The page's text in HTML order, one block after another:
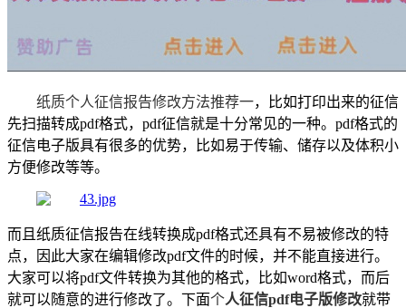
纸质个人征信报告修改方法推荐一，比如打印出来的征信
先扫描转成pdf格式， pdf征信就是十分常见的一种。 pdf格式的
征信电子版具有很多的优势，比如易于传输、储存以及体积小
方便修改等等。
而且 纸质征信报告在线转换成pdf格式还具有不易被修改的特
点，因此大家在编辑修改pdf文件的时候，并不能直接进行。
大家可以将pdf文件转换为其他的格式，比如word格式，而后
就可以随意的进行修改了。下面个人征信pdf电子版修改就带